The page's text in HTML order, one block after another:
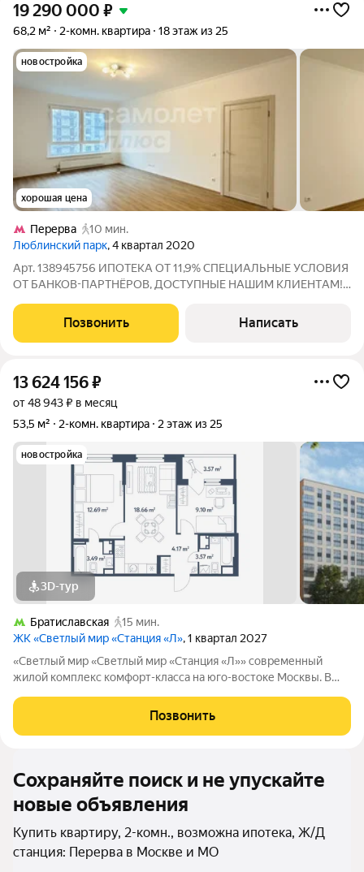
19 290 000 ₽
68,2 м² 2-комн. квартира 18 этаж из 25
новостройка
хорошая цена
Перерва
10 мин.
Люблинский парк, 4 квартал 2020
Арт. 138945756 ИПOTЕKA OТ 11,9% СПЕЦИАЛЬHЫЕ УCЛОBИЯ
ОТ БАНKOВ-ПAPTHЁPОВ, ДОCTУПHЫE НAШИМ KЛИЕHTАM!
ЖК «Люблинский парк» Жилой комплекс по праву называют
«городом в городе»: здесь продумано всё
Позвонить Написать
13 624 156₽
от 48 943 ₽ в месяц
53,5 м²
2-комн. квартира 2 этаж из 25
новостройка
3D-тур
Братиславская
15 мин.
ЖК «Светлый мир «Станция «Л», 1 квартал 2027
«Светлый мир «Светлый мир «Станция «Л»» современный
жилой комплекс комфорт-класса на юго-востоке Москвы. В
благоустроенные дворы без машин, детские игровые
комплексы, спортивные площадки и многое другое.
Позвонить
Сохраняйте поиск и не упускайте
новые объявления
Купить квартиру, 2-комн., возможна ипотека, Ж/Д
станция: Перерва в Москве и МО